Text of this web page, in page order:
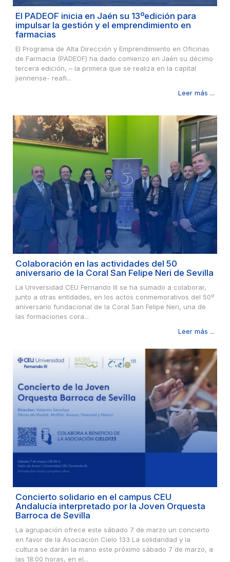
El PADEOF inicia en Jaén su 13ºedición para
impulsar la gestión y el emprendimiento en
farmacias
El Programa de Alta Dirección y Emprendimiento en Oficinas
de Farmacia (PADEOF) ha dado comienzo en Jaén su décimo
tercera edición, – la primera que se realiza en la capital
jiennense- reafi...
Leer más ...
Colaboración en las actividades del 50
aniversario de la Coral San Felipe Neri de Sevilla
La Universidad CEU Fernando III se ha sumado a colaborar,
junto a otras entidades, en los actos conmemorativos del 50º
aniversario fundacional de la Coral San Felipe Neri, una de
las formaciones cora...
Leer más ...
Concierto solidario en el campus CEU
Andalucía interpretado por la Joven Orquesta
Barroca de Sevilla
La agrupación ofrece este sábado 7 de marzo un concierto
en favor de la Asociación Cielo 133 La solidaridad y la
cultura se darán la mano este próximo sábado 7 de marzo, a
las 18:00 horas, en el...